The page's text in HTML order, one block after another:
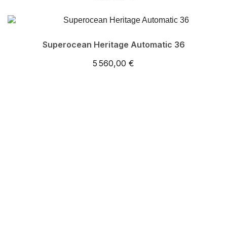
Superocean Heritage Automatic 36
5 560,00 €